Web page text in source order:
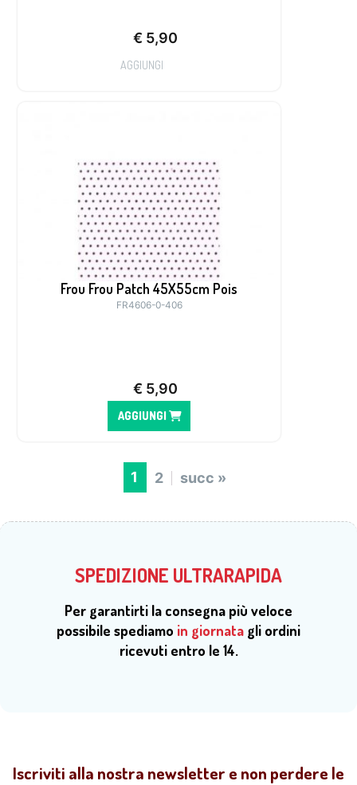
€ 5,90
AGGIUNGI
Frou Frou Patch 45X55cm Pois
FR4606-0-406
€ 5,90
AGGIUNGI
1 2 succ »
SPEDIZIONE ULTRARAPIDA
Per garantirti la consegna più veloce
possibile spediamo in giornata gli ordini
ricevuti entro le 14.
Iscriviti alla nostra newsletter e non perdere le